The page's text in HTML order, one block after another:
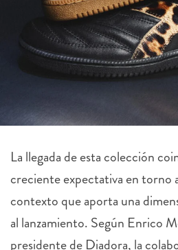
La llegada de esta colección
creciente expectativa en torno
contexto que aporta una
al lanzamiento. Según Enrico
presidente de Diadora, la
homenaje a una época en la